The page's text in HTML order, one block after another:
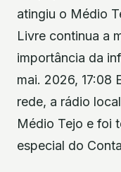
atingiu o Médio
Livre continua a
importância da
mai. 2026, 17:08
rede, a rádio
Médio Tejo e foi
especial do